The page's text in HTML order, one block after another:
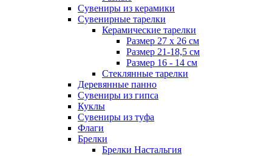
Сувениры из керамики
Сувенирные тарелки
Керамические тарелки
Размер 27 х 26 см
Размер 21-18,5 см
Размер 16 - 14 см
Стеклянные тарелки
Деревянные панно
Сувениры из гипса
Куклы
Сувениры из туфа
Флаги
Брелки
Брелки Настальгия